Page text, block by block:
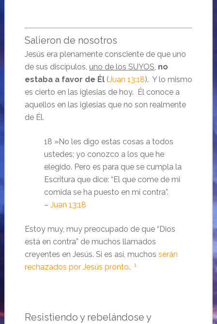
Salieron de nosotros
Jesús era plenamente consciente de que uno
de sus discípulos, uno de los SUYOS, no
estaba a favor de Él(Juan 13:18). Y lo mismo
es cierto en las iglesias de hoy. Él conoce a
aquellos en las iglesias que no son realmente
de Él.
18 »No les digo estas cosas a todos
ustedes; yo conozco a los que he
elegido. Pero es para que se cumpla la
Escritura que dice: “El que come de mi
comida se ha puesto en mi contra”.
– Juan 13:18
Estoy muy, muy preocupado de que “Dios
está en contra” de muchos llamados
creyentes en Jesús. Si es así, muchos serán
rechazados por Jesús pronto. 1
Resistiendo y rebelándose y